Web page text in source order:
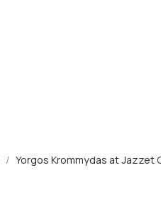
/ Yorgos Krommydas at Jazzet